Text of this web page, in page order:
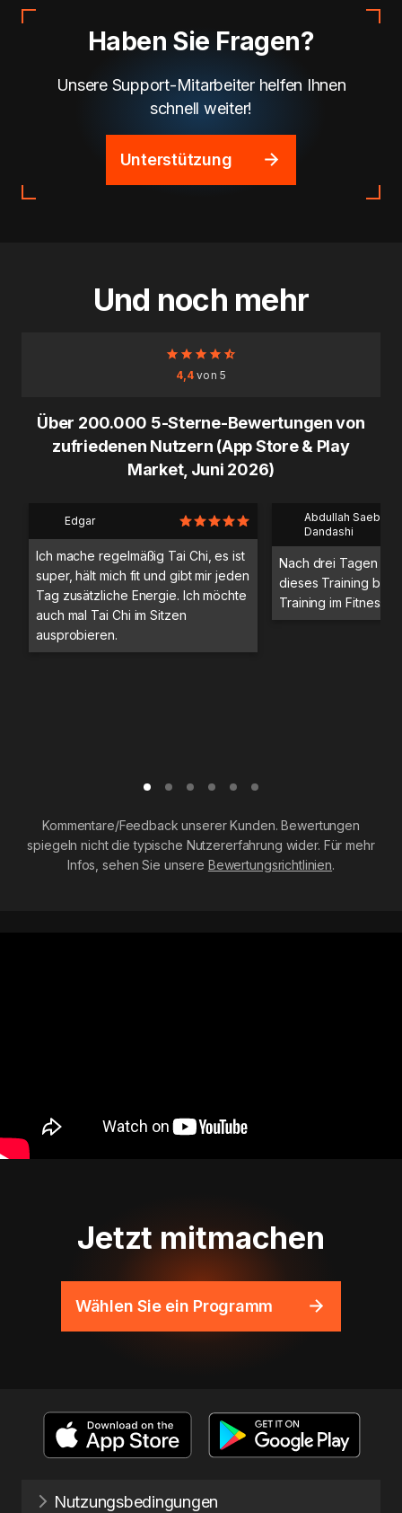
Haben Sie Fragen?
Unsere Support-Mitarbeiter helfen Ihnen
schnell weiter!
Unterstützung
Und noch mehr
4,4 von 5
Über 200.000 5-Sterne-Bewertungen von
zufriedenen Nutzern (App Store & Play
Market, Juni 2026)
Edgar
Ich mache regelmäßig Tai Chi, es ist
super, hält mich fit und gibt mir jeden
Tag zusätzliche Energie. Ich möchte
auch mal Tai Chi im Sitzen
ausprobieren.
Abdullah Saeb Al
Dandashi
Nach drei Tagen
dieses Training
Training im
Kommentare/Feedback unserer Kunden. Bewertungen
spiegeln nicht die typische Nutzererfahrung wider. Für mehr
Infos, sehen Sie unsere Bewertungsrichtlinien.
Jetzt mitmachen
Wählen Sie ein Programm
Nutzungsbedingungen